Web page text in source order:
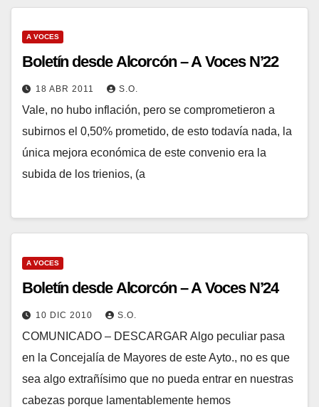
A VOCES
Boletín desde Alcorcón – A Voces N’22
18 ABR 2011 S.O.
Vale, no hubo inflación, pero se comprometieron a
subirnos el 0,50% prometido, de esto todavía nada, la
única mejora económica de este convenio era la
subida de los trienios, (a
A VOCES
Boletín desde Alcorcón – A Voces N’24
10 DIC 2010 S.O.
COMUNICADO – DESCARGAR Algo peculiar pasa
en la Concejalía de Mayores de este Ayto., no es que
sea algo extrañísimo que no pueda entrar en nuestras
cabezas porque lamentablemente hemos